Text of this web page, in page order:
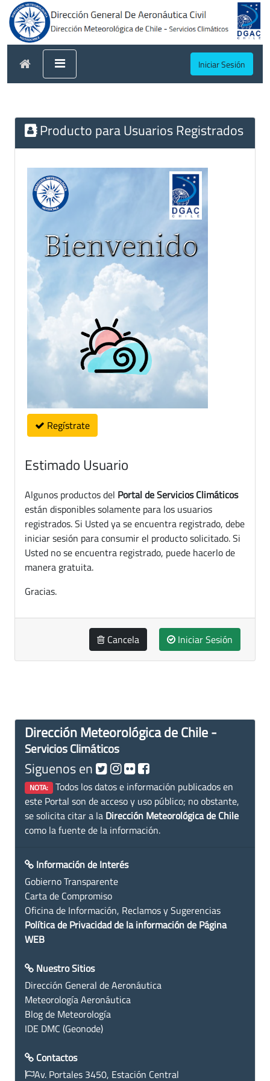
Iniciar Sesión
Producto para Usuarios Registrados
Regístrate
Estimado Usuario
Algunos productos del Portal de Servicios Climáticos
están disponibles solamente para los usuarios
registrados. Si Usted ya se encuentra registrado, debe
iniciar sesión para consumir el producto solicitado. Si
Usted no se encuentra registrado, puede hacerlo de
manera gratuita.
Gracias.
Cancela Iniciar Sesión
Dirección Meteorológica de Chile -
Servicios Climáticos
Siguenos en
NOTA: Todos los datos e información publicados en
este Portal son de acceso y uso público; no obstante,
se solicita citar a la Dirección Meteorológica de Chile
como la fuente de la información.
Información de Interés
Gobierno Transparente
Carta de Compromiso
Oficina de Información, Reclamos y Sugerencias
Política de Privacidad de la información de Página
WEB
Nuestro Sitios
Dirección General de Aeronáutica
Meteorología Aeronáutica
Blog de Meteorología
IDE DMC (Geonode)
Contactos
Av. Portales 3450, Estación Central